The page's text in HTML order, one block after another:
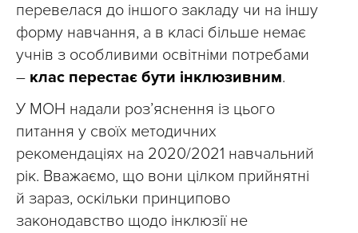
перевелася до іншого закладу чи на іншу
форму навчання, а в класі більше немає
учнів з особливими освітніми потребами
– клас перестає бути інклюзивним.
У МОН надали роз’яснення із цього
питання у своїх методичних
рекомендаціях на 2020/2021 навчальний
рік. Вважаємо, що вони цілком прийнятні
й зараз, оскільки принципово
законодавство щодо інклюзії не